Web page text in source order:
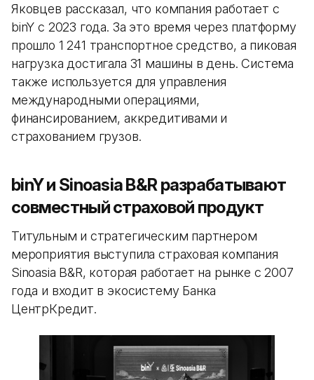
Яковцев рассказал, что компания работает с
binY с 2023 года. За это время через платформу
прошло 1 241 транспортное средство, а пиковая
нагрузка достигала 31 машины в день. Система
также используется для управления
международными операциями,
финансированием, аккредитивами и
страхованием грузов.
binY и Sinoasia B&R разрабатывают
совместный страховой продукт
Титульным и стратегическим партнером
мероприятия выступила страховая компания
Sinoasia B&R, которая работает на рынке с 2007
года и входит в экосистему Банка
ЦентрКредит.